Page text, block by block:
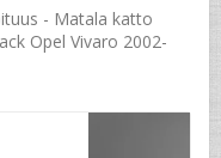
- Matala katto
Opel Vivaro 2002-